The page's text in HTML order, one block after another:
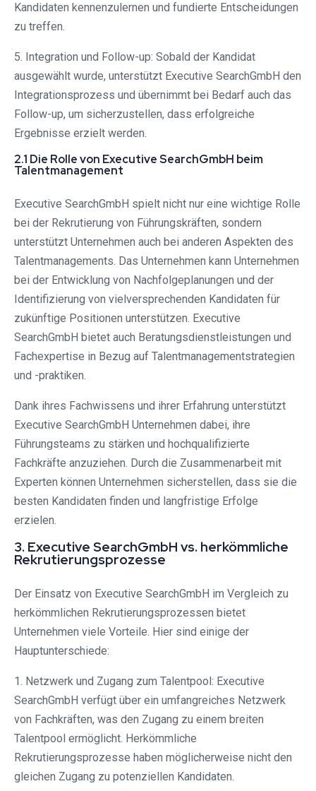
Kandidaten kennenzulernen und fundierte Entscheidungen
zu treffen.
5. Integration und Follow-up: Sobald der Kandidat
ausgewählt wurde, unterstützt Executive SearchGmbH den
Integrationsprozess und übernimmt bei Bedarf auch das
Follow-up, um sicherzustellen, dass erfolgreiche
Ergebnisse erzielt werden.
2.1 Die Rolle von Executive SearchGmbH beim
Talentmanagement
Executive SearchGmbH spielt nicht nur eine wichtige Rolle
bei der Rekrutierung von Führungskräften, sondern
unterstützt Unternehmen auch bei anderen Aspekten des
Talentmanagements. Das Unternehmen kann Unternehmen
bei der Entwicklung von Nachfolgeplanungen und der
Identifizierung von vielversprechenden Kandidaten für
zukünftige Positionen unterstützen. Executive
SearchGmbH bietet auch Beratungsdienstleistungen und
Fachexpertise in Bezug auf Talentmanagementstrategien
und -praktiken.
Dank ihres Fachwissens und ihrer Erfahrung unterstützt
Executive SearchGmbH Unternehmen dabei, ihre
Führungsteams zu stärken und hochqualifizierte
Fachkräfte anzuziehen. Durch die Zusammenarbeit mit
Experten können Unternehmen sicherstellen, dass sie die
besten Kandidaten finden und langfristige Erfolge
erzielen.
3. Executive SearchGmbH vs. herkömmliche
Rekrutierungsprozesse
Der Einsatz von Executive SearchGmbH im Vergleich zu
herkömmlichen Rekrutierungsprozessen bietet
Unternehmen viele Vorteile. Hier sind einige der
Hauptunterschiede:
1. Netzwerk und Zugang zum Talentpool: Executive
SearchGmbH verfügt über ein umfangreiches Netzwerk
von Fachkräften, was den Zugang zu einem breiten
Talentpool ermöglicht. Herkömmliche
Rekrutierungsprozesse haben möglicherweise nicht den
gleichen Zugang zu potenziellen Kandidaten.